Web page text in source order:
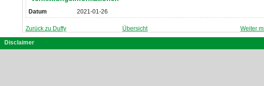
Datum 2021-01-26
Zurück zu Duffy Übersicht Weiter
Disclaimer